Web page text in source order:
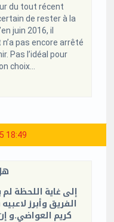
du tout récent
de rester à la
juin 2016, il
pas encore arrêté
Pas l’idéal pour
choix…
18:49
إلى غاية اللحظة
الفريق وأبرز
كريم العواضي.و